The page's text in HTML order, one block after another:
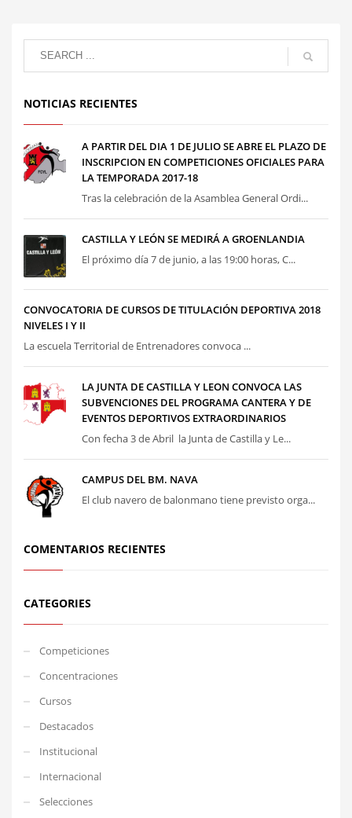
NOTICIAS RECIENTES
A PARTIR DEL DIA 1 DE JULIO SE ABRE EL PLAZO DE
INSCRIPCION EN COMPETICIONES OFICIALES PARA
LA TEMPORADA 2017-18
Tras la celebración de la Asamblea General Ordi...
CASTILLA Y LEÓN SE MEDIRÁ A GROENLANDIA
El próximo día 7 de junio, a las 19:00 horas, C...
CONVOCATORIA DE CURSOS DE TITULACIÓN DEPORTIVA 2018
NIVELES I Y II
La escuela Territorial de Entrenadores convoca ...
LA JUNTA DE CASTILLA Y LEON CONVOCA LAS
SUBVENCIONES DEL PROGRAMA CANTERA Y DE
EVENTOS DEPORTIVOS EXTRAORDINARIOS
Con fecha 3 de Abril la Junta de Castilla y Le...
CAMPUS DEL BM. NAVA
El club navero de balonmano tiene previsto orga...
COMENTARIOS RECIENTES
CATEGORIES
Competiciones
Concentraciones
Cursos
Destacados
Institucional
Internacional
Selecciones